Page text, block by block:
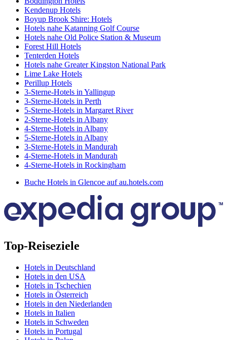
Kendenup Hotels
Boyup Brook Shire: Hotels
Hotels nahe Katanning Golf Course
Hotels nahe Old Police Station & Museum
Forest Hill Hotels
Tenterden Hotels
Hotels nahe Greater Kingston National Park
Lime Lake Hotels
Perillup Hotels
3-Sterne-Hotels in Yallingup
3-Sterne-Hotels in Perth
5-Sterne-Hotels in Margaret River
2-Sterne-Hotels in Albany
4-Sterne-Hotels in Albany
5-Sterne-Hotels in Albany
3-Sterne-Hotels in Mandurah
4-Sterne-Hotels in Mandurah
4-Sterne-Hotels in Rockingham
Buche Hotels in Glencoe auf au.hotels.com
Top-Reiseziele
Hotels in Deutschland
Hotels in den USA
Hotels in Tschechien
Hotels in Österreich
Hotels in den Niederlanden
Hotels in Italien
Hotels in Schweden
Hotels in Portugal